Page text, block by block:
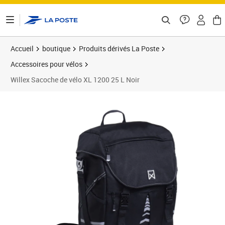
Accueil boutique
Produits dérivés La Poste
Accessoires pour vélos
Willex Sacoche de vélo XL 1200 25 L Noir